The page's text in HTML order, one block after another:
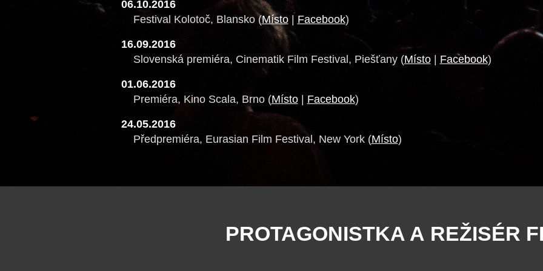
06.10.2016
Festival Kolotoč, Blansko (Místo| Facebook)
16.09.2016
Slovenská premiéra, Cinematik Film Festival, Piešťany (Místo| Facebook)
01.06.2016
Premiéra, Kino Scala, Brno (Místo| Facebook)
24.05.2016
Předpremiéra, Eurasian Film Festival, New York (Místo)
PROTAGONISTKA A REŽISÉR